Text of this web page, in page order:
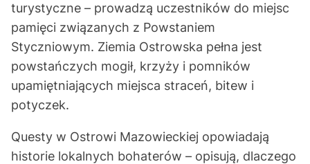
turystyczne – prowadzą uczestników do miejsc
pamięci związanych z Powstaniem
Styczniowym. Ziemia Ostrowska pełna jest
powstańczych mogił, krzyży i pomników
upamiętniających miejsca straceń, bitew i
potyczek.
Questy w Ostrowi Mazowieckiej opowiadają
historie lokalnych bohaterów – opisują, dlaczego